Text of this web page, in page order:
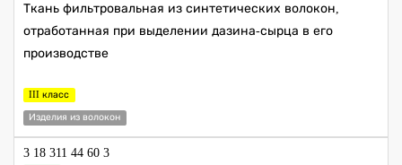
Ткань фильтровальная из синтетических волокон,
отработанная при выделении дазина-сырца в его
производстве
III класс
Изделия из волокон
3 18 311 44 60 3